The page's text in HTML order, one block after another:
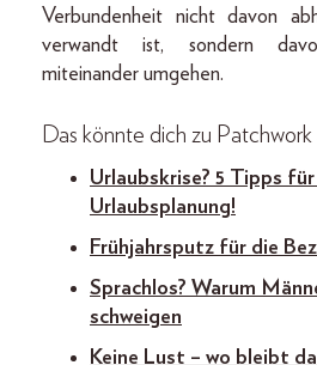
Verbundenheit nicht davon
verwandt ist, sondern
miteinander umgehen.
Das könnte dich zu
Urlaubskrise? 5 Tipps für
Urlaubsplanung!
Frühjahrsputz für die
Sprachlos? Warum
schweigen
Keine Lust – wo bleibt